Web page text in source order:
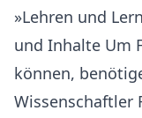
»Lehren und
und Inhalte Um
können,
Wissenschaftler